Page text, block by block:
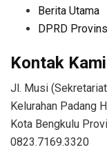
Berita Utama
DPRD
Kontak Kami
Jl. Musi
Kelurahan Padang
Kota Bengkulu
0823.7169.3320